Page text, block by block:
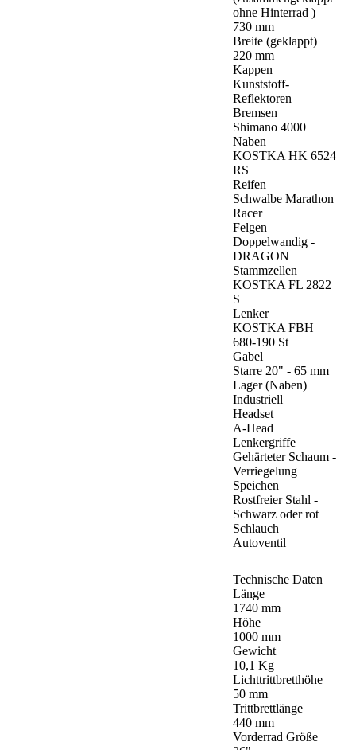
ohne Hinterrad )
730 mm
Breite (geklappt)
220 mm
Kappen
Kunststoff-
Reflektoren
Bremsen
Shimano 4000
Naben
KOSTKA HK 6524
RS
Reifen
Schwalbe Marathon
Racer
Felgen
Doppelwandig -
DRAGON
Stammzellen
KOSTKA FL 2822
S
Lenker
KOSTKA FBH
680-190 St
Gabel
Starre 20" - 65 mm
Lager (Naben)
Industriell
Headset
A-Head
Lenkergriffe
Gehärteter Schaum -
Verriegelung
Speichen
Rostfreier Stahl -
Schwarz oder rot
Schlauch
Autoventil
Technische Daten
Länge
1740 mm
Höhe
1000 mm
Gewicht
10,1 Kg
Lichttrittbretthöhe
50 mm
Trittbrettlänge
440 mm
Vorderrad Größe